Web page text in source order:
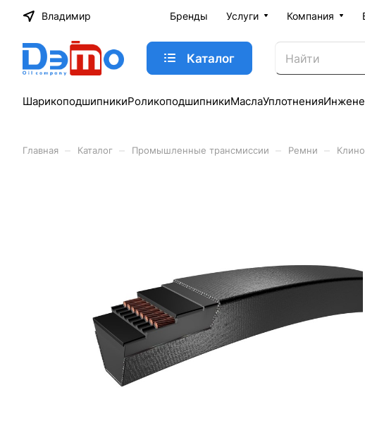
Владимир Бренды Услуги Компания
Каталог
ШарикоподшипникиРоликоподшипникиМаслаУплотнения
Главная Каталог Промышленные трансмиссии Ремни